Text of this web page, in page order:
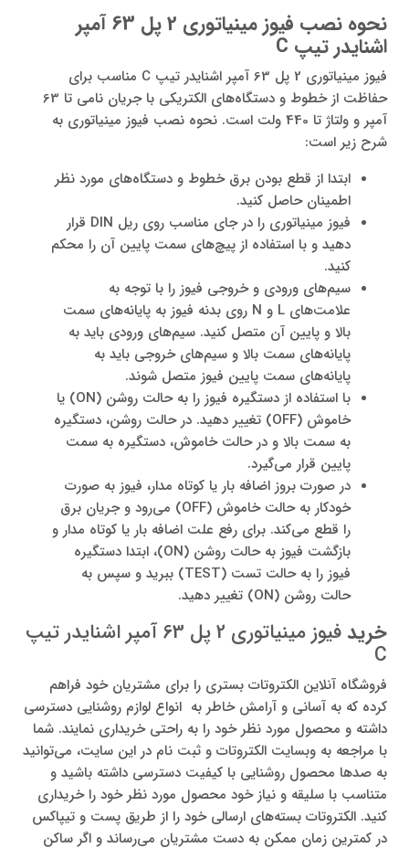
نحوه نصب فیوز مینیاتوری 2 پل 63 آمپر
اشنایدر تیپ C
فیوز مینیاتوری 2 پل 63 آمپر اشنایدر تیپ C مناسب برای
حفاظت از خطوط و دستگاه‌های الکتریکی با جریان نامی تا 63
آمپر و ولتاژ تا 440 ولت است. نحوه نصب فیوز مینیاتوری به
شرح زیر است:
ابتدا از قطع بودن برق خطوط و دستگاه‌های مورد نظر
اطمینان حاصل کنید.
فیوز مینیاتوری را در جای مناسب روی ریل DIN قرار
دهید و با استفاده از پیچ‌های سمت پایین آن را محکم
کنید.
سیم‌های ورودی و خروجی فیوز را با توجه به
علامت‌های L و N روی بدنه فیوز به پایانه‌های سمت
بالا و پایین آن متصل کنید. سیم‌های ورودی باید به
پایانه‌های سمت بالا و سیم‌های خروجی باید به
پایانه‌های سمت پایین فیوز متصل شوند.
با استفاده از دستگیره فیوز را به حالت روشن (ON) یا
خاموش (OFF) تغییر دهید. در حالت روشن، دستگیره
به سمت بالا و در حالت خاموش، دستگیره به سمت
پایین قرار می‌گیرد.
در صورت بروز اضافه بار یا کوتاه مدار، فیوز به صورت
خودکار به حالت خاموش (OFF) می‌رود و جریان برق
را قطع می‌کند. برای رفع علت اضافه بار یا کوتاه مدار و
بازگشت فیوز به حالت روشن (ON)، ابتدا دستگیره
فیوز را به حالت تست (TEST) ببرید و سپس به
حالت روشن (ON) تغییر دهید.
خرید فیوز مینیاتوری 2 پل 63 آمپر اشنایدر تیپ
C
فروشگاه آنلاین الکتروتات بستری را برای مشتریان خود فراهم
کرده که به آسانی و آرامش خاطر به انواع لوازم روشنایی دسترسی
داشته و محصول مورد نظر خود را به راحتی خریداری نمایند. شما
با مراجعه به وبسایت الکتروتات و ثبت نام در این سایت، می‌توانید
به صدها محصول روشنایی با کیفیت دسترسی داشته باشید و
متناسب با سلیقه و نیاز خود محصول مورد نظر خود را خریداری
کنید. الکتروتات بسته‌های ارسالی خود را از طریق پست و تیپاکس
در کمترین زمان ممکن به دست مشتریان می‌رساند و اگر ساکن